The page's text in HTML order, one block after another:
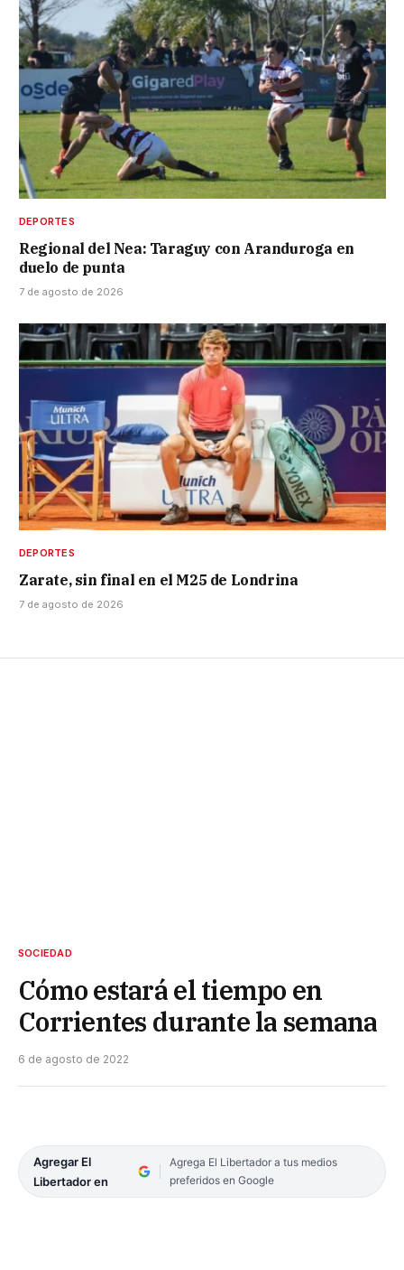
DEPORTES
Regional del Nea: Taraguy con Aranduroga en
duelo de punta
7 de agosto de 2026
DEPORTES
Zarate, sin final en el M25 de Londrina
7 de agosto de 2026
SOCIEDAD
Cómo estará el tiempo en
Corrientes durante la semana
6 de agosto de 2022
Agregar El
Libertador en
Agrega El Libertador a tus medios
preferidos en Google